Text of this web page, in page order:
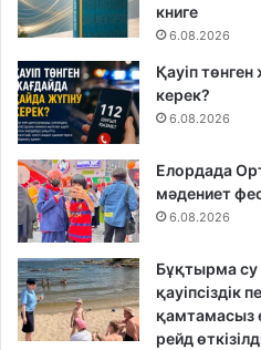
книге
6.08.2026
Қауіп
керек?
6.08.2026
Елордада
мәдениет
6.08.2026
Бұқтырма
қауіпсіздік
қамтамасыз
рейд